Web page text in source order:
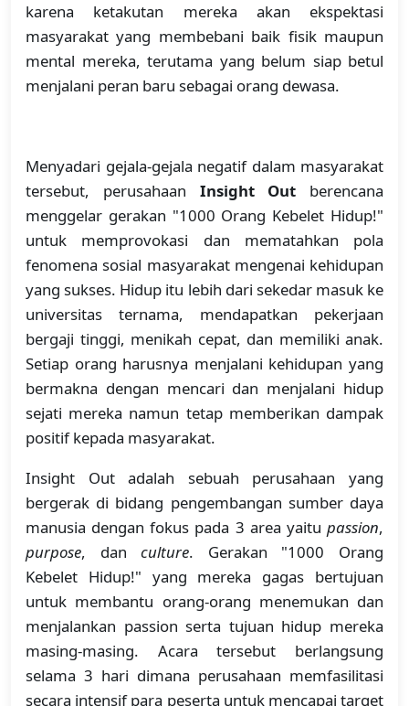
karena ketakutan mereka akan ekspektasi
masyarakat yang membebani baik fisik maupun
mental mereka, terutama yang belum siap betul
menjalani peran baru sebagai orang dewasa.
Menyadari gejala-gejala negatif dalam masyarakat
tersebut, perusahaan Insight Out berencana
menggelar gerakan "1000 Orang Kebelet Hidup!"
untuk memprovokasi dan mematahkan pola
fenomena sosial masyarakat mengenai kehidupan
yang sukses. Hidup itu lebih dari sekedar masuk ke
universitas ternama, mendapatkan pekerjaan
bergaji tinggi, menikah cepat, dan memiliki anak.
Setiap orang harusnya menjalani kehidupan yang
bermakna dengan mencari dan menjalani hidup
sejati mereka namun tetap memberikan dampak
positif kepada masyarakat.
Insight Out adalah sebuah perusahaan yang
bergerak di bidang pengembangan sumber daya
manusia dengan fokus pada 3 area yaitu passion,
purpose, danculture. Gerakan "1000 Orang
Kebelet Hidup!" yang mereka gagas bertujuan
untuk membantu orang-orang menemukan dan
menjalankan passion serta tujuan hidup mereka
masing-masing. Acara tersebut berlangsung
selama 3 hari dimana perusahaan memfasilitasi
secara intensif para peserta untuk mencapai target